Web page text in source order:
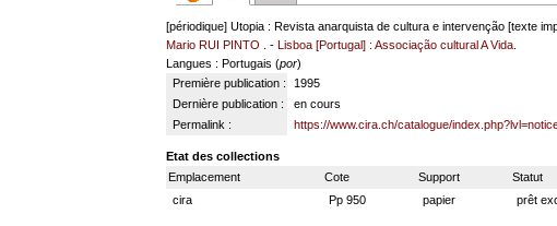
[périodique] Utopia : Revista anarquista de cultura e intervenção [texte
Mario RUI PINTO
. -Lisboa [Portugal] : Associação cultural A Vida
Langues : Portugais (por)
Première publication :
1995
Dernière publication :
en cours
Permalink :
https://www.cira.ch/catalogue/
Etat des collections
Emplacement
Cote Support Statut
cira
Pp 950 papier prêt